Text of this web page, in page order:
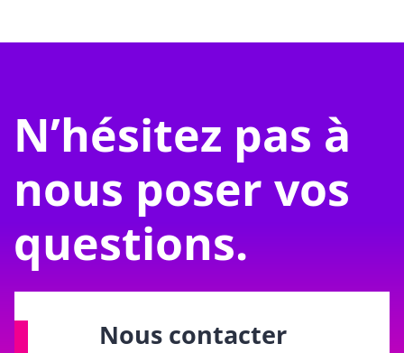
N’hésitez pas à
nous poser vos
questions.
Nous contacter